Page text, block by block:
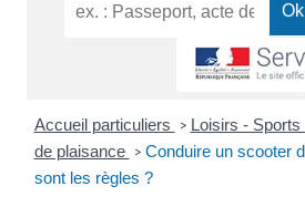
Accueil particuliers > Loisirs - Sports
de plaisance > Conduire un scooter
sont les règles ?